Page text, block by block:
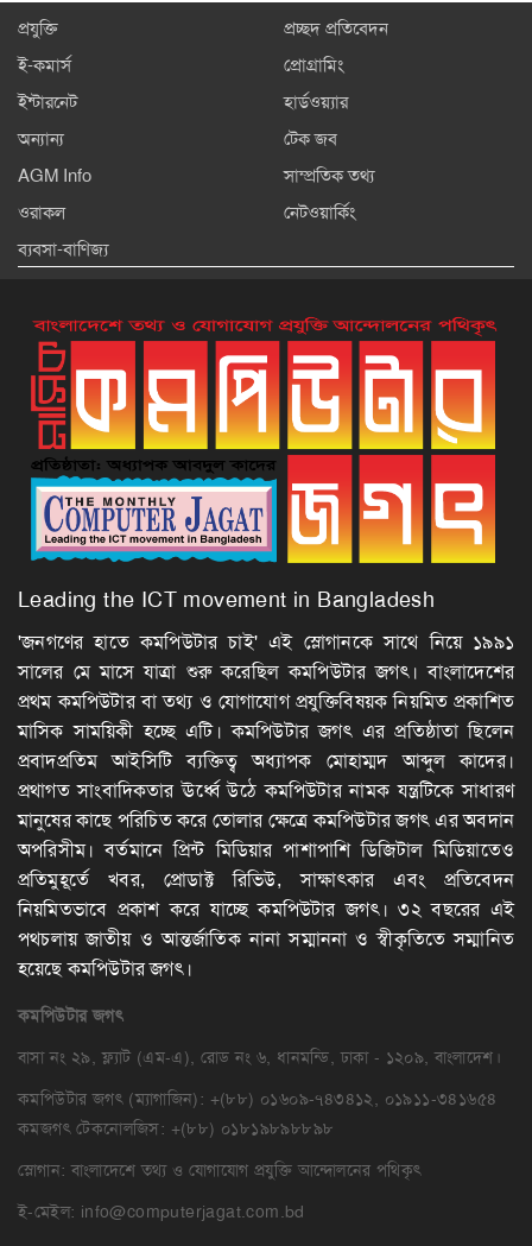
প্রযুক্তি
প্রচ্ছদ প্রতিবেদন
ই-কমার্স
প্রোগ্রামিং
ইন্টারনেট
হার্ডওয়্যার
অন্যান্য
টেক জব
AGM Info
সাম্প্রতিক তথ্য
ওরাকল
নেটওয়ার্কিং
ব্যবসা-বাণিজ্য
Leading the ICT movement in Bangladesh
'জনগণের হাতে কমপিউটার চাই' এই স্লোগানকে সাথে নিয়ে ১৯৯১
সালের মে মাসে যাত্রা শুরু করেছিল কমপিউটার জগৎ। বাংলাদেশের
প্রথম কমপিউটার বা তথ্য ও যোগাযোগ প্রযুক্তিবিষয়ক নিয়মিত প্রকাশিত
মাসিক সাময়িকী হচ্ছে এটি। কমপিউটার জগৎ এর প্রতিষ্ঠাতা ছিলেন
প্রবাদপ্রতিম আইসিটি ব্যক্তিত্ব অধ্যাপক মোহাম্মদ আব্দুল কাদের।
প্রথাগত সাংবাদিকতার ঊর্ধ্বে উঠে কমপিউটার নামক যন্ত্রটিকে সাধারণ
মানুষের কাছে পরিচিত করে তোলার ক্ষেত্রে কমপিউটার জগৎ এর অবদান
অপরিসীম। বর্তমানে প্রিন্ট মিডিয়ার পাশাপাশি ডিজিটাল মিডিয়াতেও
প্রতিমুহূর্তে খবর, প্রোডাক্ট রিভিউ, সাক্ষাৎকার এবং প্রতিবেদন
নিয়মিতভাবে প্রকাশ করে যাচ্ছে কমপিউটার জগৎ। ৩২ বছরের এই
পথচলায় জাতীয় ও আন্তর্জাতিক নানা সম্মাননা ও স্বীকৃতিতে সম্মানিত
হয়েছে কমপিউটার জগৎ।
কমপিউটারজগৎ
বাসা নং ২৯, ফ্ল্যাট (এম-এ), রোড নং ৬, ধানমন্ডি, ঢাকা - ১২০৯, বাংলাদেশ।
কমপিউটার জগৎ (ম্যাগাজিন): +(৮৮) ০১৬০৯-৭৪৩৪১২, ০১৯১১-৩৪১৬৫৪
কমজগৎ টেকনোলজিস: +(৮৮) ০১৮১৯৮৯৮৮৯৮
স্লোগান: বাংলাদেশে তথ্য ও যোগাযোগ প্রযুক্তি আন্দোলনের পথিকৃৎ
ই-মেইল: info@computerjagat.com.bd